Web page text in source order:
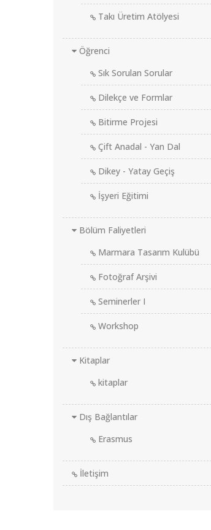
Takı Üretim Atölyesi
Öğrenci
Sık Sorulan Sorular
Dilekçe ve Formlar
Bitirme Projesi
Çift Anadal - Yan Dal
Dikey - Yatay Geçiş
İşyeri Eğitimi
Bölüm Faliyetleri
Marmara Tasarım Kulübü
Fotoğraf Arşivi
Seminerler I
Workshop
Kitaplar
kitaplar
Dış Bağlantılar
Erasmus
İletişim